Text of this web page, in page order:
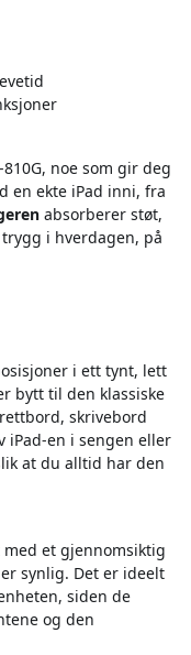
noe som gir deg
en ekte iPad inni, fra
absorberer støt,
i hverdagen, på
i ett tynt, lett
bytt til den klassiske
skrivebord
iPad-en i sengen eller
at du alltid har den
med et gjennomsiktig
synlig. Det er ideelt
siden de
og den